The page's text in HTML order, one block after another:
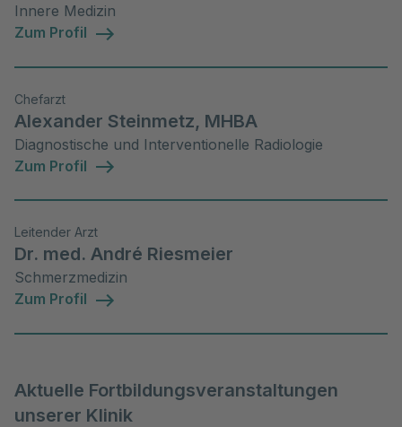
Innere Medizin
Zum Profil
Chefarzt
Alexander Steinmetz, MHBA
Diagnostische und Interventionelle Radiologie
Zum Profil
Leitender Arzt
Dr. med. André Riesmeier
Schmerzmedizin
Zum Profil
Aktuelle Fortbildungsveranstaltungen
unserer Klinik